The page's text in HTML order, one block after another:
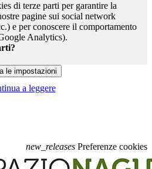
di terze parti per garantire la
pagine sui social network
e per conoscere il comportamento
Analytics).
a leggere
new_releases Preferenze cookies